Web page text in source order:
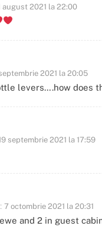
august 2021 la 22:00
2021 la 20:05
levers….how does
septembrie 2021 la 17:59
7 octombrie 2021 la 20:31
and 2 in guest